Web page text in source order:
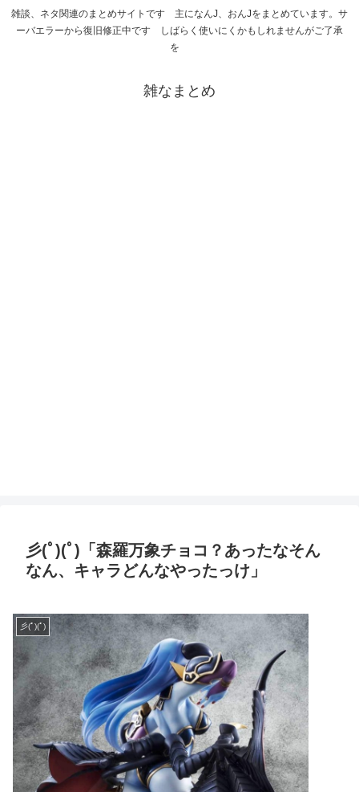
雑談、ネタ関連のまとめサイトです 主になんJ、おんJをまとめています。サ
ーバエラーから復旧修正中です しばらく使いにくかもしれませんがご了承
を
雑なまとめ
彡(ﾟ)(ﾟ)「森羅万象チョコ？あったなそん
なん、キャラどんなやったっけ」
彡(ﾟ)(ﾟ)